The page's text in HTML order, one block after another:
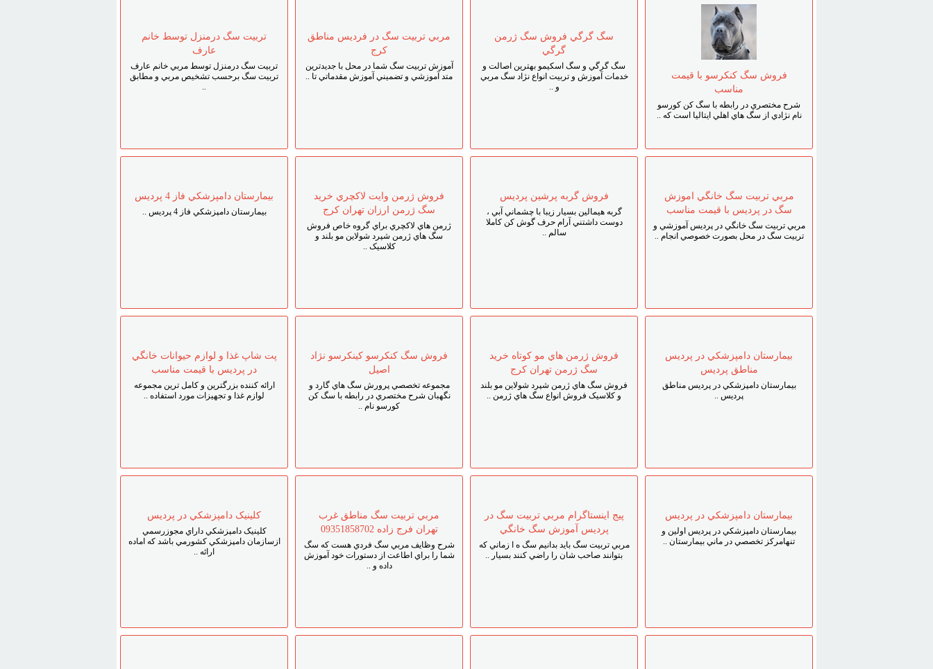
فروش سگ کنکرسو با قيمت
مناسب
شرح مختصري در رابطه با سگ کن کورسو
نام نژادي از سگ ‌هاي اهلي ايتاليا است که ..
سگ گرگي فروش سگ ژرمن
گرگي
سگ گرگي و سگ اسکيمو بهترين اصالت و
خدمات آموزش و تربيت انواع نژاد سگ مربي
و ..
مربي تربيت سگ در فرديس مناطق
کرج
آموزش تربيت سگ شما در محل با جديدترين
متد آموزشي و تضميني آموزش مقدماتي تا ..
تربيت سگ درمنزل توسط خانم
عارف
تربيت سگ درمنزل توسط مربي خانم عارف
تربيت سگ برحسب تشخيص مربي و مطابق
..
مربي تربيت سگ خانگي اموزش
سگ در پرديس با قيمت مناسب
مربي تربيت سگ خانگي در پرديس آموزشي و
تربيت سگ در محل بصورت خصوصي انجام ..
فروش گربه پرشين پرديس
گربه هيمالين بسيار زيبا با چشماني آبي ،
دوست داشتني آرام حرف گوش کن کاملا
سالم ..
فروش ژرمن وايت لاکچري خريد
سگ ژرمن ارزان تهران کرج
ژرمن هاي لاکچري براي گروه خاص فروش
سگ هاي ژرمن شپرد شولاين مو بلند و
کلاسيک ..
بيمارستان دامپزشکي فاز 4 پرديس
بيمارستان دامپزشکي فاز 4 پرديس ..
بيمارستان دامپزشکي در پرديس
مناطق پرديس
بيمارستان دامپزشکي در پرديس مناطق
پرديس ..
فروش ژرمن هاي مو کوتاه خريد
سگ ژرمن تهران کرج
فروش سگ هاي ژرمن شپرد شولاين مو بلند
و کلاسيک فروش انواع سگ هاي ژرمن ..
فروش سگ کنکرسو کينکرسو نژاد
اصيل
مجموعه تخصصي پرورش سگ هاي گارد و
نگهبان شرح مختصري در رابطه با سگ کن
کورسو نام ..
پت شاپ غذا و لوازم حيوانات خانگي
در پرديس با قيمت مناسب
ارائه کننده بزرگترين و کامل ترين مجموعه
لوازم غذا و تجهيزات مورد استفاده ..
بيمارستان دامپزشکي در پرديس
بيمارستان دامپزشکي در پرديس اولين و
تنهامرکز تخصصي در ماني بيمارستان ..
پيج اينستاگرام مربي تربيت سگ در
پرديس آموزش سگ خانگي
مربي تربيت سگ بايد بدانيم سگ ه ا زماني که
بتوانند صاحب شان را راضي کنند بسيار ..
مربي تربيت سگ مناطق غرب
تهران فرج زاده 09351858702
شرح وظايف مربي سگ فردي هست که سگ
شما را براي اطاعت از دستورات خود آموزش
داده و ..
کلينيک دامپزشکي در پرديس
کلينيک دامپزشکي داراي مجوزرسمي
ازسازمان دامپزشکي کشورمي باشد که اماده
ارائه ..